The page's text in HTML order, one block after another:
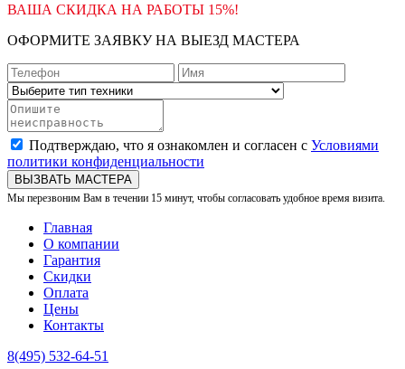
ВАША СКИДКА НА РАБОТЫ 15%!
ОФОРМИТЕ ЗАЯВКУ НА ВЫЕЗД МАСТЕРА
Подтверждаю, что я ознакомлен и согласен с Условиями
политики конфиденциальности
ВЫЗВАТЬ МАСТЕРА
Мы перезвоним Вам в течении 15 минут, чтобы согласовать удобное время визита.
Главная
О компании
Гарантия
Скидки
Оплата
Цены
Контакты
8(495) 532-64-51